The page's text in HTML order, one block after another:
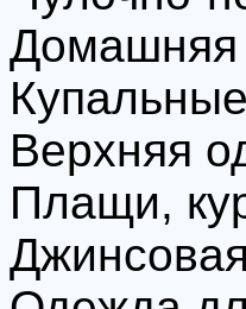
Домашняя
Верхняя
Плащи,